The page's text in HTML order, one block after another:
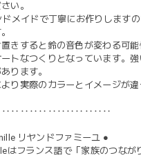
い。
ドメイドで丁寧にお作りします
置きすると鈴の音色が変わる可能
ートなつくりとなっています。
ります。
より実際のカラーとイメージが違
リヤンドファミーユ ●
はフランス語で「家族のつなが